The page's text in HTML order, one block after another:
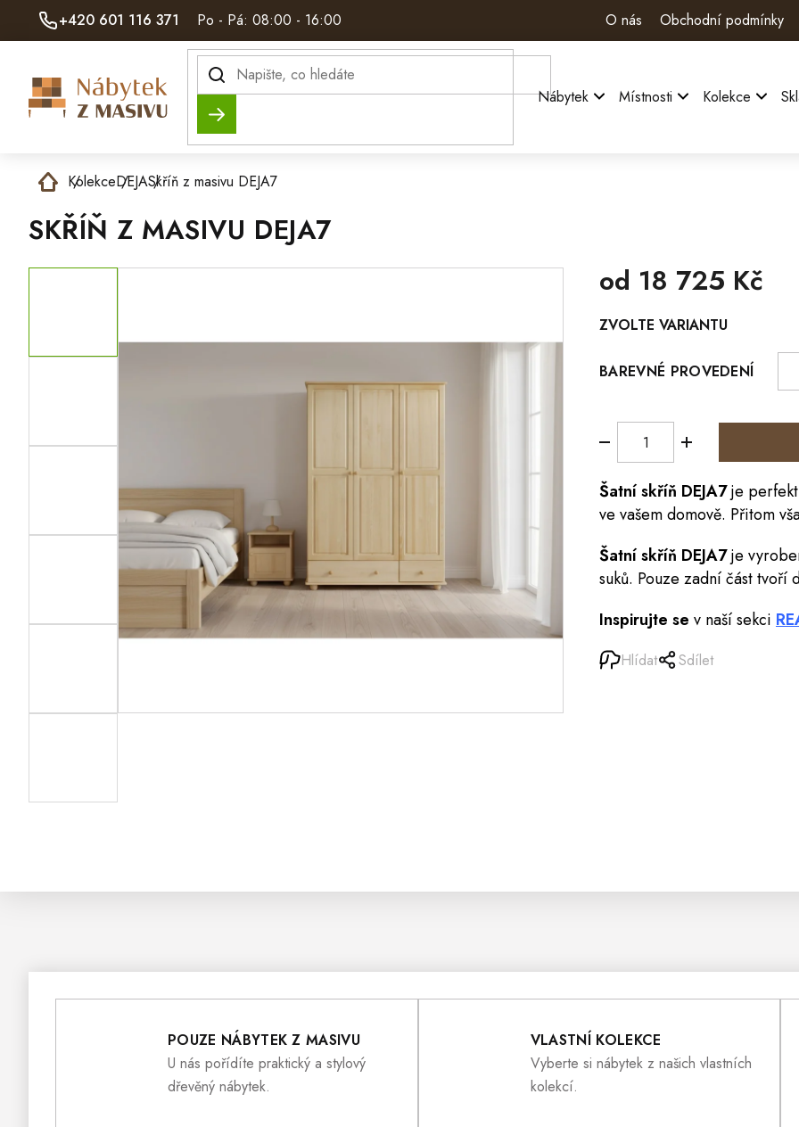
+420 601 116 371 Po - Pá: 08:00 - 16:00 O nás Obchodní podmínky
Hledat Nábytek Místnosti Kolekce
DomůKolekceDEJASkříň z masivu DEJA7
SKŘÍŇ Z MASIVU DEJA7
od 18 725 Kč
cena:
ZVOLTE VARIANTU
BAREVNÉ PROVEDENÍ
Šatnískříň DEJA7je
ve vašem domově. Přitom
Šatní skříň DEJA7je
suků. Pouze zadní část tvoří
Inspirujte se v naší sekci
Hlídat Sdílet
POUZE NÁBYTEK Z MASIVU
U nás pořídíte praktický a stylový
dřevěný nábytek.
VLASTNÍ KOLEKCE
Vyberte si nábytek z našich vlastních
kolekcí.